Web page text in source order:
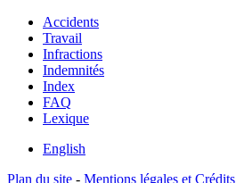
Accidents
Travail
Infractions
Indemnités
Index
FAQ
Lexique
English
Plan du site - Mentions légales et Crédits